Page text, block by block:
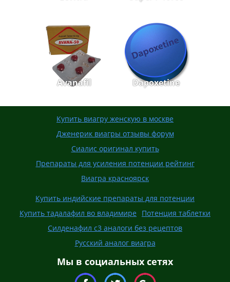
Avanafil Dapoxetine
Купить виагру женскую в москве
Дженерик виагры отзывы форум
Сиалис оригинал купить
Препараты для усиления потенции рейтинг
Виагра красноярск
Купить индийские препараты для потенции
Купить тадалафил во владимире Потенция таблетки
Силденафил с3 аналоги без рецептов
Русский аналог виагра
Мы в социальных сетях